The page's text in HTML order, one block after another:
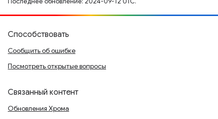
Способствовать
Сообщить об ошибке
Посмотреть открытые вопросы
Связанный контент
Обновления Хрома